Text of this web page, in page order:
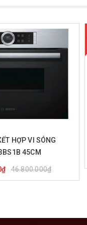
HỢP VI SÓNG
45CM
46.800.000₫